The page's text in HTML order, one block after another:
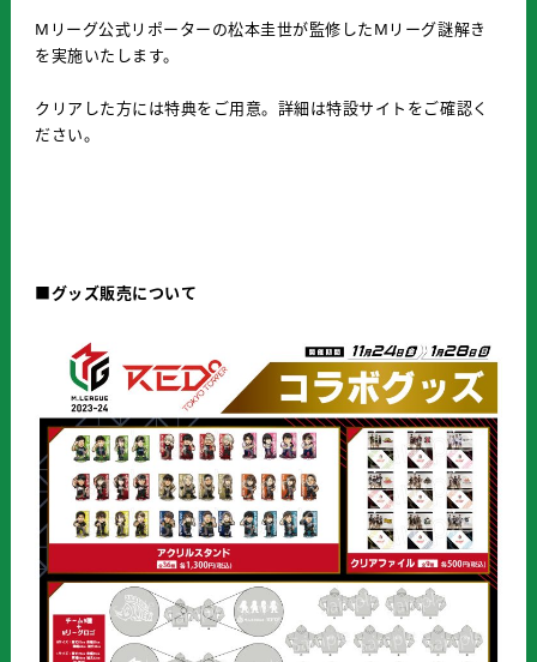
Mリーグ公式リポーターの松本圭世が監修したMリーグ謎解き
を実施いたします。
クリアした方には特典をご用意。詳細は特設サイトをご確認く
ださい。
■グッズ販売について